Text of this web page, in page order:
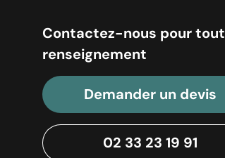
Contactez-nous pour tout
renseignement
Demander un devis
02 33 23 19 91